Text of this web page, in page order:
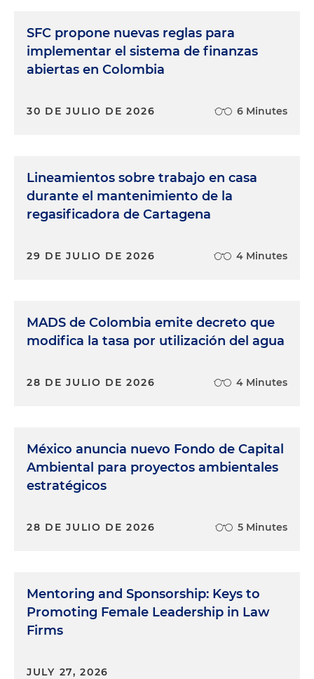
SFC propone nuevas reglas para
implementar el sistema de finanzas
abiertas en Colombia
30 DE JULIO DE 2026 6 Minutes
Lineamientos sobre trabajo en casa
durante el mantenimiento de la
regasificadora de Cartagena
29 DE JULIO DE 2026 4 Minutes
MADS de Colombia emite decreto que
modifica la tasa por utilización del agua
28 DE JULIO DE 2026 4 Minutes
México anuncia nuevo Fondo de Capital
Ambiental para proyectos ambientales
estratégicos
28 DE JULIO DE 2026 5 Minutes
Mentoring and Sponsorship: Keys to
Promoting Female Leadership in Law
Firms
JULY 27, 2026